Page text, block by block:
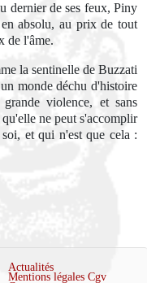
dernier de ses feux, Piny
absolu, au prix de tout
de l'âme.
la sentinelle de Buzzati
monde déchu d'histoire
violence, et sans
ne peut s'accomplir
et qui n'est que cela :
Actualités
Mentions légales Cgv